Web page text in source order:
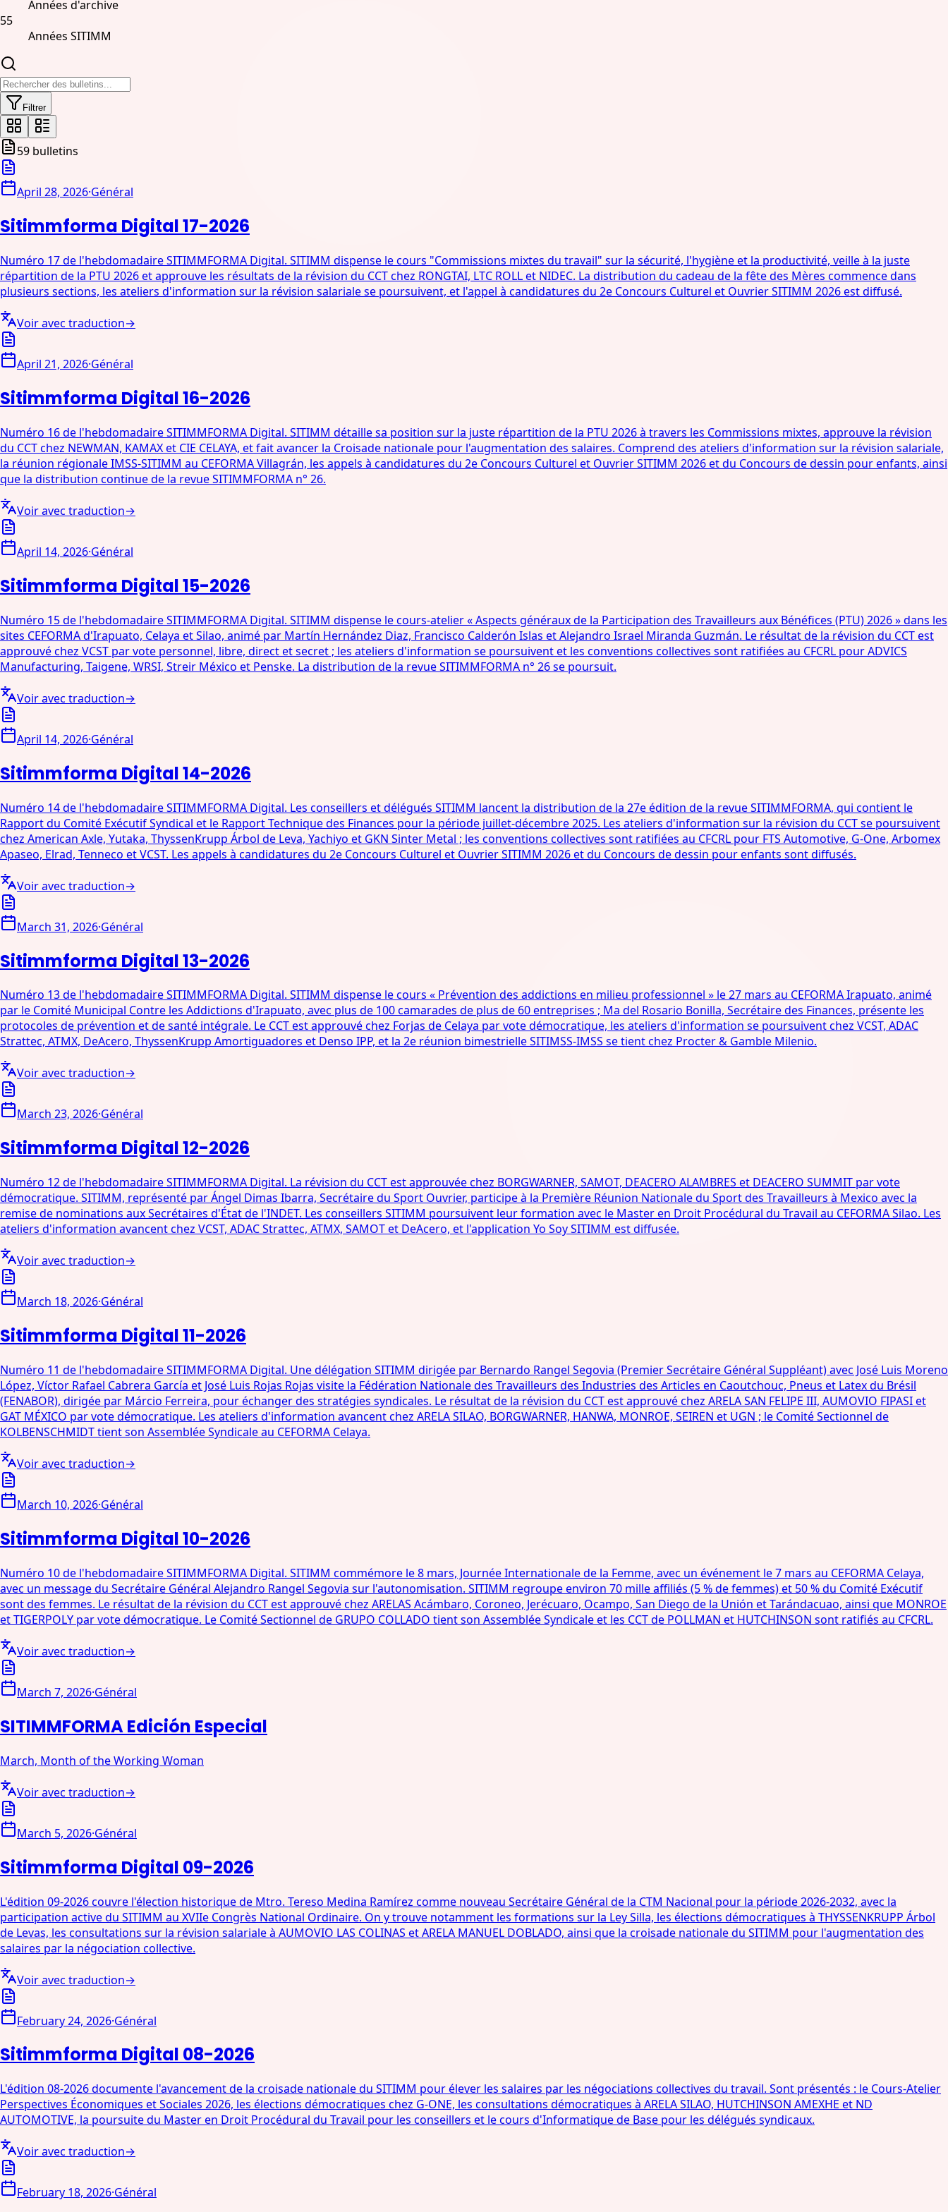
Années d'archive
55
Années SITIMM
Filtrer
59 bulletins
April 28, 2026·Général
Sitimmforma Digital 17-2026
Numéro 17 de l'hebdomadaire SITIMMFORMA Digital. SITIMM dispense le cours "Commissions mixtes du travail" sur la sécurité, l'hygiène et la productivité, veille à la juste
répartition de la PTU 2026 et approuve les résultats de la révision du CCT chez RONGTAI, LTC ROLL et NIDEC. La distribution du cadeau de la fête des Mères commence dans
plusieurs sections, les ateliers d'information sur la révision salariale se poursuivent, et l'appel à candidatures du 2e Concours Culturel et Ouvrier SITIMM 2026 est diffusé.
Voir avec traduction→
April 21, 2026·Général
Sitimmforma Digital 16-2026
Numéro 16 de l'hebdomadaire SITIMMFORMA Digital. SITIMM détaille sa position sur la juste répartition de la PTU 2026 à travers les Commissions mixtes, approuve la révision
du CCT chez NEWMAN, KAMAX et CIE CELAYA, et fait avancer la Croisade nationale pour l'augmentation des salaires. Comprend des ateliers d'information sur la révision salariale,
la réunion régionale IMSS-SITIMM au CEFORMA Villagrán, les appels à candidatures du 2e Concours Culturel et Ouvrier SITIMM 2026 et du Concours de dessin pour enfants, ainsi
que la distribution continue de la revue SITIMMFORMA n° 26.
Voir avec traduction→
April 14, 2026·Général
Sitimmforma Digital 15-2026
Numéro 15 de l'hebdomadaire SITIMMFORMA Digital. SITIMM dispense le cours-atelier « Aspects généraux de la Participation des Travailleurs aux Bénéfices (PTU) 2026 » dans les
sites CEFORMA d'Irapuato, Celaya et Silao, animé par Martín Hernández Diaz, Francisco Calderón Islas et Alejandro Israel Miranda Guzmán. Le résultat de la révision du CCT est
approuvé chez VCST par vote personnel, libre, direct et secret ; les ateliers d'information se poursuivent et les conventions collectives sont ratifiées au CFCRL pour ADVICS
Manufacturing, Taigene, WRSI, Streir México et Penske. La distribution de la revue SITIMMFORMA n° 26 se poursuit.
Voir avec traduction→
April 14, 2026·Général
Sitimmforma Digital 14-2026
Numéro 14 de l'hebdomadaire SITIMMFORMA Digital. Les conseillers et délégués SITIMM lancent la distribution de la 27e édition de la revue SITIMMFORMA, qui contient le
Rapport du Comité Exécutif Syndical et le Rapport Technique des Finances pour la période juillet-décembre 2025. Les ateliers d'information sur la révision du CCT se poursuivent
chez American Axle, Yutaka, ThyssenKrupp Árbol de Leva, Yachiyo et GKN Sinter Metal ; les conventions collectives sont ratifiées au CFCRL pour FTS Automotive, G-One, Arbomex
Apaseo, Elrad, Tenneco et VCST. Les appels à candidatures du 2e Concours Culturel et Ouvrier SITIMM 2026 et du Concours de dessin pour enfants sont diffusés.
Voir avec traduction→
March 31, 2026·Général
Sitimmforma Digital 13-2026
Numéro 13 de l'hebdomadaire SITIMMFORMA Digital. SITIMM dispense le cours « Prévention des addictions en milieu professionnel » le 27 mars au CEFORMA Irapuato, animé
par le Comité Municipal Contre les Addictions d'Irapuato, avec plus de 100 camarades de plus de 60 entreprises ; Ma del Rosario Bonilla, Secrétaire des Finances, présente les
protocoles de prévention et de santé intégrale. Le CCT est approuvé chez Forjas de Celaya par vote démocratique, les ateliers d'information se poursuivent chez VCST, ADAC
Strattec, ATMX, DeAcero, ThyssenKrupp Amortiguadores et Denso IPP, et la 2e réunion bimestrielle SITIMSS-IMSS se tient chez Procter & Gamble Milenio.
Voir avec traduction→
March 23, 2026·Général
Sitimmforma Digital 12-2026
Numéro 12 de l'hebdomadaire SITIMMFORMA Digital. La révision du CCT est approuvée chez BORGWARNER, SAMOT, DEACERO ALAMBRES et DEACERO SUMMIT par vote
démocratique. SITIMM, représenté par Ángel Dimas Ibarra, Secrétaire du Sport Ouvrier, participe à la Première Réunion Nationale du Sport des Travailleurs à Mexico avec la
remise de nominations aux Secrétaires d'État de l'INDET. Les conseillers SITIMM poursuivent leur formation avec le Master en Droit Procédural du Travail au CEFORMA Silao. Les
ateliers d'information avancent chez VCST, ADAC Strattec, ATMX, SAMOT et DeAcero, et l'application Yo Soy SITIMM est diffusée.
Voir avec traduction→
March 18, 2026·Général
Sitimmforma Digital 11-2026
Numéro 11 de l'hebdomadaire SITIMMFORMA Digital. Une délégation SITIMM dirigée par Bernardo Rangel Segovia (Premier Secrétaire Général Suppléant) avec José Luis Moreno
López, Víctor Rafael Cabrera García et José Luis Rojas Rojas visite la Fédération Nationale des Travailleurs des Industries des Articles en Caoutchouc, Pneus et Latex du Brésil
(FENABOR), dirigée par Márcio Ferreira, pour échanger des stratégies syndicales. Le résultat de la révision du CCT est approuvé chez ARELA SAN FELIPE III, AUMOVIO FIPASI et
GAT MÉXICO par vote démocratique. Les ateliers d'information avancent chez ARELA SILAO, BORGWARNER, HANWA, MONROE, SEIREN et UGN ; le Comité Sectionnel de
KOLBENSCHMIDT tient son Assemblée Syndicale au CEFORMA Celaya.
Voir avec traduction→
March 10, 2026·Général
Sitimmforma Digital 10-2026
Numéro 10 de l'hebdomadaire SITIMMFORMA Digital. SITIMM commémore le 8 mars, Journée Internationale de la Femme, avec un événement le 7 mars au CEFORMA Celaya,
avec un message du Secrétaire Général Alejandro Rangel Segovia sur l'autonomisation. SITIMM regroupe environ 70 mille affiliés (5 % de femmes) et 50 % du Comité Exécutif
sont des femmes. Le résultat de la révision du CCT est approuvé chez ARELAS Acámbaro, Coroneo, Jerécuaro, Ocampo, San Diego de la Unión et Tarándacuao, ainsi que MONROE
et TIGERPOLY par vote démocratique. Le Comité Sectionnel de GRUPO COLLADO tient son Assemblée Syndicale et les CCT de POLLMAN et HUTCHINSON sont ratifiés au CFCRL.
Voir avec traduction→
March 7, 2026·Général
SITIMMFORMA Edición Especial
March, Month of the Working Woman
Voir avec traduction→
March 5, 2026·Général
Sitimmforma Digital 09-2026
L'édition 09-2026 couvre l'élection historique de Mtro. Tereso Medina Ramírez comme nouveau Secrétaire Général de la CTM Nacional pour la période 2026-2032, avec la
participation active du SITIMM au XVIIe Congrès National Ordinaire. On y trouve notamment les formations sur la Ley Silla, les élections démocratiques à THYSSENKRUPP Árbol
de Levas, les consultations sur la révision salariale à AUMOVIO LAS COLINAS et ARELA MANUEL DOBLADO, ainsi que la croisade nationale du SITIMM pour l'augmentation des
salaires par la négociation collective.
Voir avec traduction→
February 24, 2026·Général
Sitimmforma Digital 08-2026
L'édition 08-2026 documente l'avancement de la croisade nationale du SITIMM pour élever les salaires par les négociations collectives du travail. Sont présentés : le Cours-Atelier
Perspectives Économiques et Sociales 2026, les élections démocratiques chez G-ONE, les consultations démocratiques à ARELA SILAO, HUTCHINSON AMEXHE et ND
AUTOMOTIVE, la poursuite du Master en Droit Procédural du Travail pour les conseillers et le cours d'Informatique de Base pour les délégués syndicaux.
Voir avec traduction→
February 18, 2026·Général